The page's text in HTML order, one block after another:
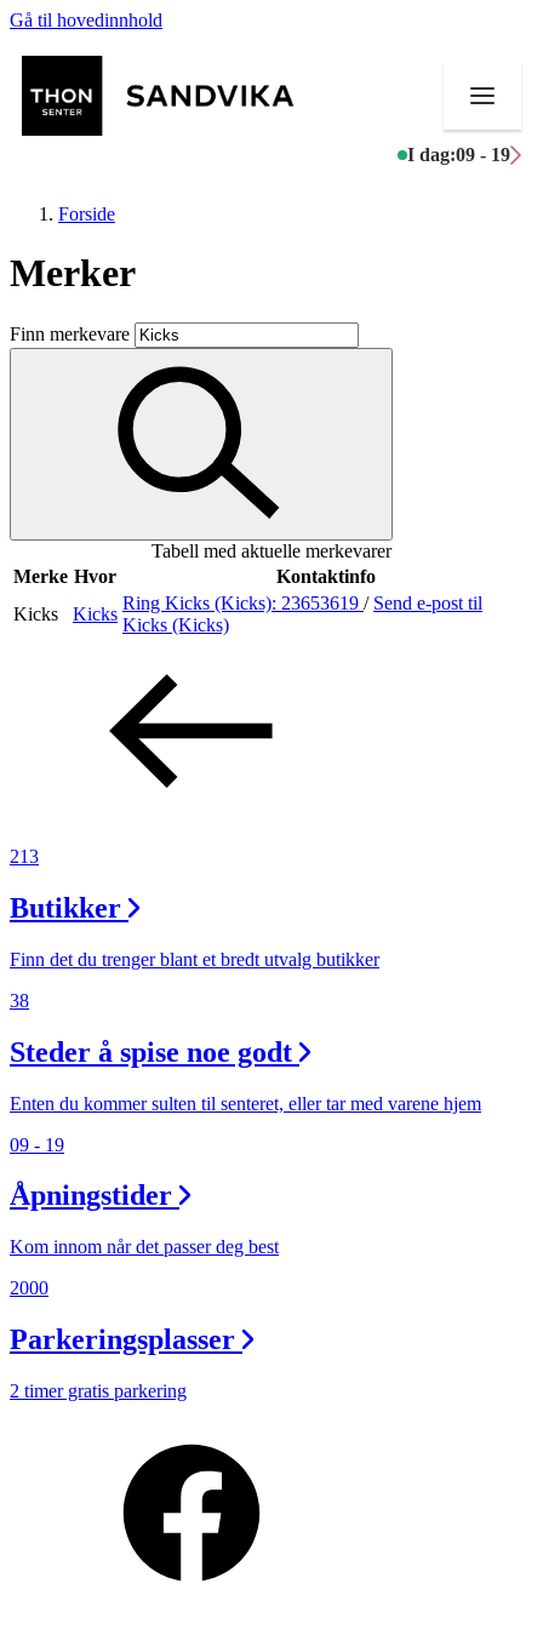
Gå til hovedinnhold
I dag:09 - 19
Butikker
Mat og drikke
Aktiviteter
Merker
Inspirasjon
Praktisk informasjon
Ledige stillinger
Magasin
Finn frem
Forside
Merker
Finn merkevare
Tabell med aktuelle merkevarer
Merke Hvor
Kontaktinfo
Kicks
Kicks
Ring Kicks (Kicks): 23653619 / Send e-post til
Kicks (Kicks)
213
Butikker
Finn det du trenger blant et bredt utvalg butikker
38
Steder å spise noe godt
Enten du kommer sulten til senteret, eller tar med varene hjem
09 - 19
Åpningstider
Kom innom når det passer deg best
2000
Parkeringsplasser
2 timer gratis parkering